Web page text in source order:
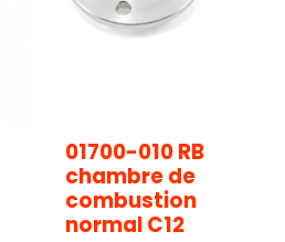
01700-010 RB
chambre de
combustion
normal C12